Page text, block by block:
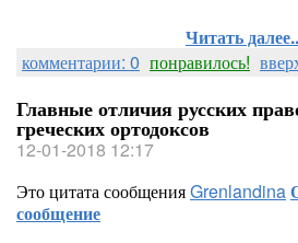
Читать
комментарии: 0 понравилось!
Главные отличия русских
греческих ортодоксов
12-01-2018 12:17
Это цитата сообщенияGrenlandina
сообщение